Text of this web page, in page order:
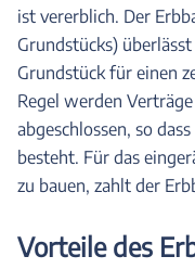
ist vererblich. Der
Grundstücks)
Grundstück für einen
Regel werden
abgeschlossen, so
besteht. Für das
zu bauen, zahlt der
Vorteile des